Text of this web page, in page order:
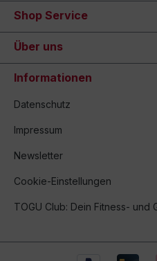
Shop Service
Über uns
Informationen
Datenschutz
Impressum
Newsletter
Cookie-Einstellungen
TOGU Club: Dein Fitness- und